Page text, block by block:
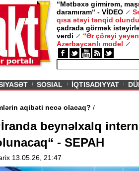
“Mətbəxə girmirəm,
daramıram“ - VİDEO
qısa ətəyi tənqid
çadrada görmək
verdi
“Ər çörəyi
Azərbaycanlı model
SOSIAL İQTISADIYYAT
müəllimlərin aqibəti necə olacaq?
beynəlxalq
- SEPAH
13.05.26, 21:47